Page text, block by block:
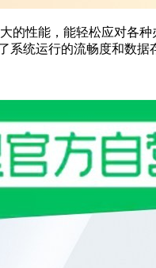
的性能，能轻松应对各
统运行的流畅度和数据